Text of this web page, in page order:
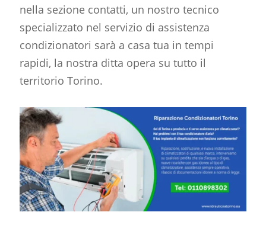
nella sezione contatti, un nostro tecnico
specializzato nel servizio di assistenza
condizionatori sarà a casa tua in tempi
rapidi, la nostra ditta opera su tutto il
territorio Torino.